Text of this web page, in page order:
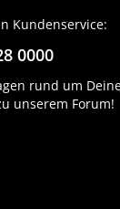
Kundenservice:
0000
rund um
unserem Forum!